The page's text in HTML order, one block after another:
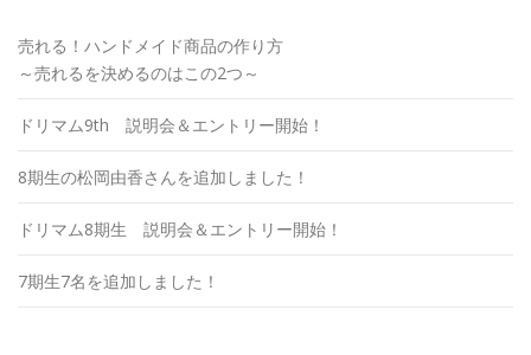
売れる！ハンドメイド商品の作り方
～売れるを決めるのはこの2つ～
ドリマム9th 説明会＆エントリー開始！
8期生の松岡由香さんを追加しました！
ドリマム8期生 説明会＆エントリー開始！
7期生7名を追加しました！